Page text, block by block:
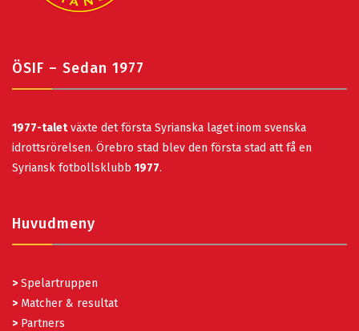
ÖSIF – Sedan 1977
1977-taletväxte det första Syrianska laget inom svenska
idrottsrörelsen. Örebro stad blev den första stad att få en
Syriansk fotbollsklubb 1977.
Huvudmeny
> Spelartruppen
> Matcher & resultat
> Partners